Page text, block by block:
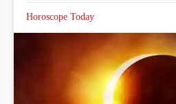
Horoscope Today